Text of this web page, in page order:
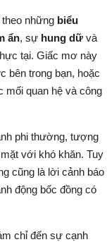
những biểu
ẩn, sự hung dữ và
tại. Giấc mơ này
bên trong bạn, hoặc
mối quan hệ và công
phi thường, tượng
với khó khăn. Tuy
cũng là lời cảnh báo
động bốc đồng có
chỉ đến sự cạnh